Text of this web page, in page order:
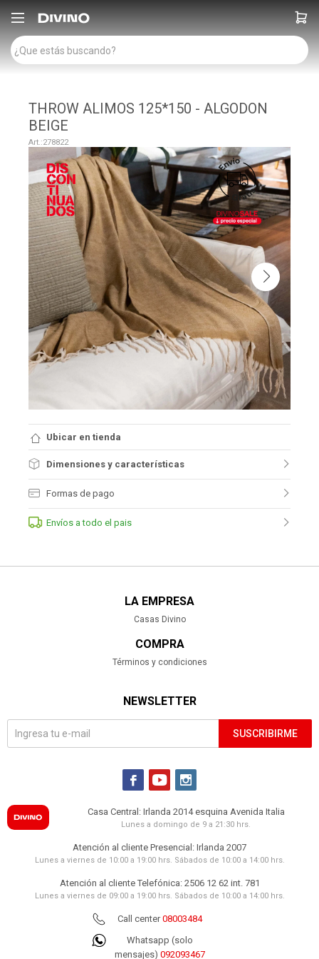

THROW ALIMOS 125*150 - ALGODON
BEIGE
278822
Ubicar en tienda
Dimensiones y características
Formas de pago
Envíos a todo el pais
LA EMPRESA
Casas Divino
COMPRA
Términos y condiciones
NEWSLETTER
SUSCRIBIRME
  
Casa Central: Irlanda 2014 esquina Avenida Italia
Lunes a domingo de 9 a 21:30 hrs.
Atención al cliente Presencial: Irlanda 2007
Lunes a viernes de 10:00 a 19:00 hrs. Sábados de 10:00 a 14:00 hrs.
Atención al cliente Telefónica: 2506 12 62 int. 781
Lunes a viernes de 09:00 a 19:00 hrs. Sábados de 10:00 a 14:00 hrs.
Call center08003484
Whatsapp (solo
mensajes) 092093467